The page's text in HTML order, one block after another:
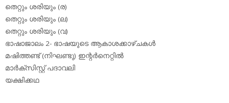
തെറ്റും ശരിയും (ര)
തെറ്റും ശരിയും (ല)
തെറ്റും ശരിയും (വ)
ഭാഷാജാലം 2- ഭാഷയുടെ ആകാശക്കാഴ്ചകള്‍
മഷിത്തണ്ട് (നിഘണ്ടു) ഇന്റര്‍നെറ്റില്‍
മാര്‍ക്‌സിസ്റ്റ് പദാവലി
യക്ഷിക്കഥ